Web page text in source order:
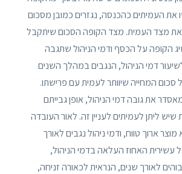
את העמיתים כהכנסה, נגזרים כמובן מסכום
מצד העמית. מצד הקופה הסכום שיתקבל
הקופה על הכסף ודמי הניהול שתגבה
דמי הניהול, הנגבים במהלך השנים
המחייה שיוותר לעמית עם פרישתו.
את גובה דמי הניהול, אופן גבייתם
שיש ליתן לעמיתים לעניין זה. לאור העובדה
מוצר ארוך טווח, ודמי ניהול נגבים לאורך
עשירית האחוז העלאה בדמי הניהול,
לאורך שנים, הנראית לכאורה זניחה,